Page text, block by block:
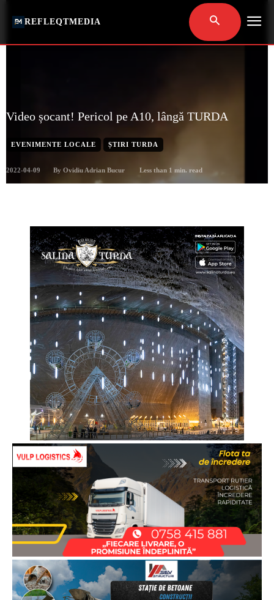
REFLEQTMEDIA
Video șocant! Pericol pe A10, lângă TURDA
EVENIMENTE LOCALE ȘTIRI TURDA
2022-04-09 By Ovidiu Adrian Bucur Less than 1 min. read